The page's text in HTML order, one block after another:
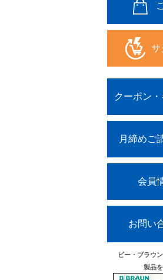
サ
クーポン
月締めご
会員
お問い
ビー・ブラウ
製品